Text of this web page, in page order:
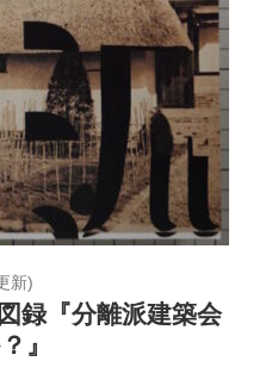
新)
録『分離派建築会
』